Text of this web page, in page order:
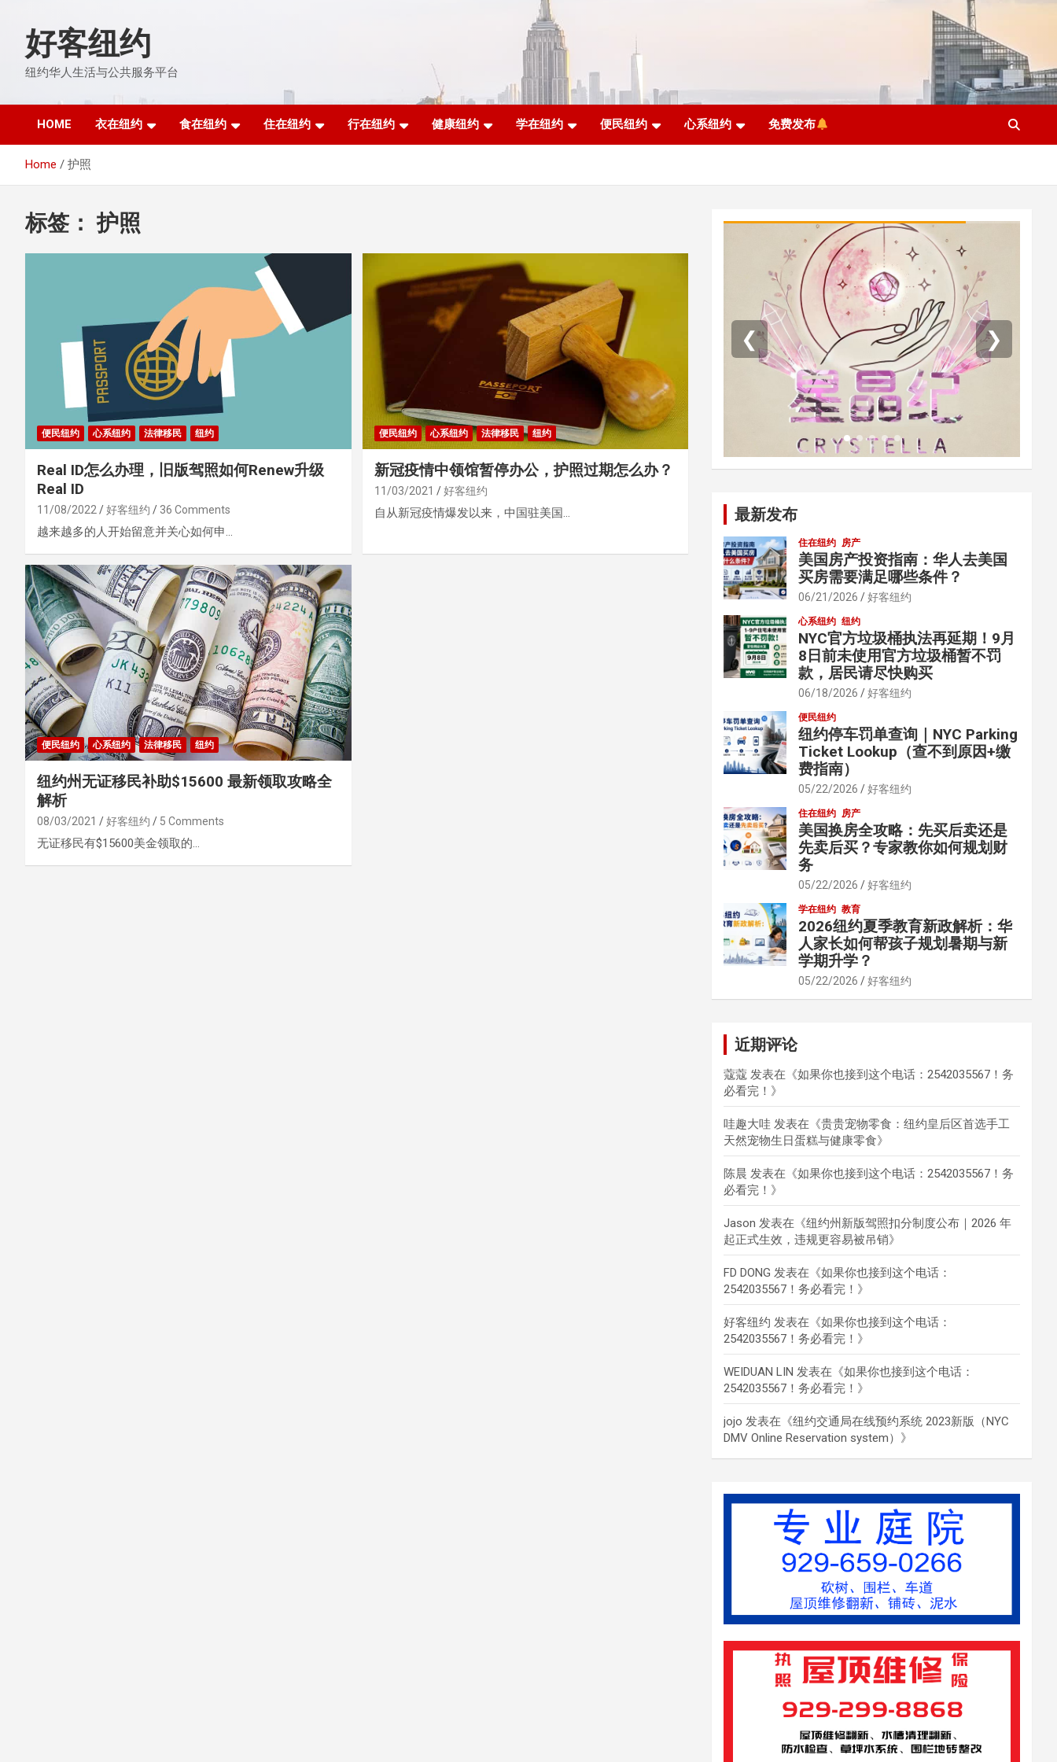
content好客纽约
纽约华人生活与公共服务平台
HOME 衣在纽约 食在纽约 住在纽约 行在纽约 健康纽约 学在纽约 便民纽约 心系纽约 免费发布
Home 护照
标签：护照
便民纽约 心系纽约 法律移民 纽约
Real ID怎么办理，旧版驾照如何Renew升级
Real ID
11/08/2022 好客纽约 36 Comments
越来越多的人开始留意并关心如何申…
便民纽约 心系纽约 法律移民 纽约
新冠疫情中领馆暂停办公，护照过期怎么办？
11/03/2021 好客纽约
自从新冠疫情爆发以来，中国驻美国…
便民纽约 心系纽约 法律移民 纽约
纽约州无证移民补助$15600 最新领取攻略全
解析
08/03/2021 好客纽约 5 Comments
无证移民有$15600美金领取的…
❮ ❯
最新发布
住在纽约 房产
美国房产投资指南：华人去美国
买房需要满足哪些条件？
06/21/2026 好客纽约
心系纽约 纽约
NYC官方垃圾桶执法再延期！9月
8日前未使用官方垃圾桶暂不罚
款，居民请尽快购买
06/18/2026 好客纽约
便民纽约
纽约停车罚单查询｜NYC Parking
Ticket Lookup（查不到原因+缴
费指南）
05/22/2026 好客纽约
住在纽约 房产
美国换房全攻略：先买后卖还是
先卖后买？专家教你如何规划财
务
05/22/2026 好客纽约
学在纽约 教育
2026纽约夏季教育新政解析：华
人家长如何帮孩子规划暑期与新
学期升学？
05/22/2026 好客纽约
近期评论
蔻蔻 发表在《如果你也接到这个电话：2542035567！务
必看完！ 》
哇趣大哇 发表在《贵贵宠物零食：纽约皇后区首选手工
天然宠物生日蛋糕与健康零食》
陈晨 发表在《如果你也接到这个电话：2542035567！务
必看完！ 》
Jason 发表在《纽约州新版驾照扣分制度公布｜2026 年
起正式生效，违规更容易被吊销》
FD DONG 发表在《如果你也接到这个电话：
2542035567！务必看完！ 》
好客纽约 发表在《如果你也接到这个电话：
2542035567！务必看完！ 》
WEIDUAN LIN 发表在《如果你也接到这个电话：
2542035567！务必看完！ 》
jojo 发表在《纽约交通局在线预约系统 2023新版（NYC
DMV Online Reservation system） 》